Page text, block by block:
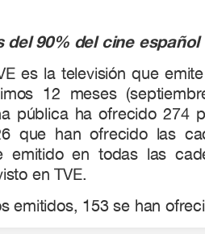
del 90% del cine español
es la televisión que
12 meses
pública ha ofrecido 274
que han ofrecido las
emitido en todas las
en TVE.
emitidos, 153 se han